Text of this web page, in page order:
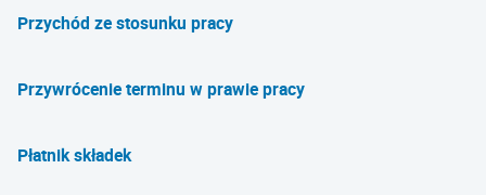
Przychód ze stosunku pracy
Przywrócenie terminu w prawie pracy
Płatnik składek